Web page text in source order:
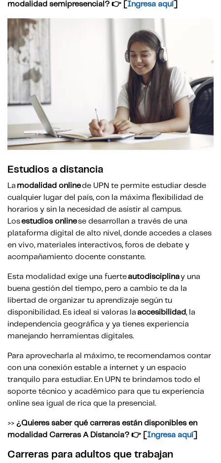
modalidad semipresencial? 👉 [ Ingresa aquí
Estudios a distancia
La modalidad onlinede UPN te permite estudiar desde
cualquier lugar del país, con la máxima flexibilidad de
horarios y sin la necesidad de asistir al campus.
Losestudios onlinese desarrollan a través de una
plataforma digital de alto nivel, donde accedes a clases
en vivo, materiales interactivos, foros de debate y
acompañamiento docente constante.
Esta modalidad exige una fuerte autodisciplinay una
buena gestión del tiempo, pero a cambio te da la
libertad de organizar tu aprendizaje según tu
disponibilidad. Es ideal si valoras la accesibilidad, la
independencia geográfica y ya tienes experiencia
manejando herramientas digitales.
Para aprovecharla al máximo, te recomendamos contar
con una conexión estable a internet y un espacio
tranquilo para estudiar. En UPN te brindamos todo el
soporte técnico y académico para que tu experiencia
online sea igual de rica que la presencial.
>> ¿Quieres saber qué carreras están disponibles en
modalidad Carreras A Distancia? 👉 [ Ingresa aquí
Carreras para adultos que trabajan